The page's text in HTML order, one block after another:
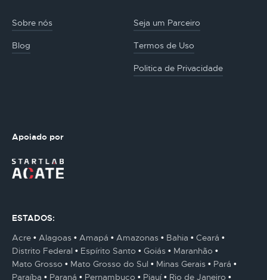
Sobre nós Seja um Parceiro
Blog Termos de Uso
Politica de Privacidade
Apoiado por
ESTADOS:
Acre
Alagoas Amapá Amazonas Bahia
Ceará
Distrito Federal
Espírito Santo Goiás
Maranhão
Mato Grosso
Mato Grosso do Sul Minas Gerais
Pará
Paraíba
Paraná Pernambuco Piauí Rio de Janeiro